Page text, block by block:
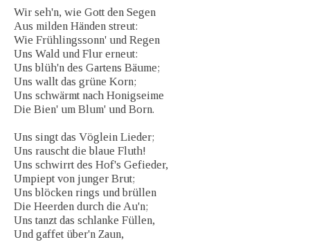
Wir seh'n, wie Gott den Segen
Aus milden Händen streut:
Wie Frühlingssonn' und Regen
Uns Wald und Flur erneut:
Uns blüh'n des Gartens Bäume;
Uns wallt das grüne Korn;
Uns schwärmt nach Honigseime
Die Bien' um Blum' und Born.
Uns singt das Vöglein Lieder;
Uns rauscht die blaue Fluth!
Uns schwirrt des Hof's Gefieder,
Umpiept von junger Brut;
Uns blöcken rings und brüllen
Die Heerden durch die Au'n;
Uns tanzt das schlanke Füllen,
Und gaffet über'n Zaun,